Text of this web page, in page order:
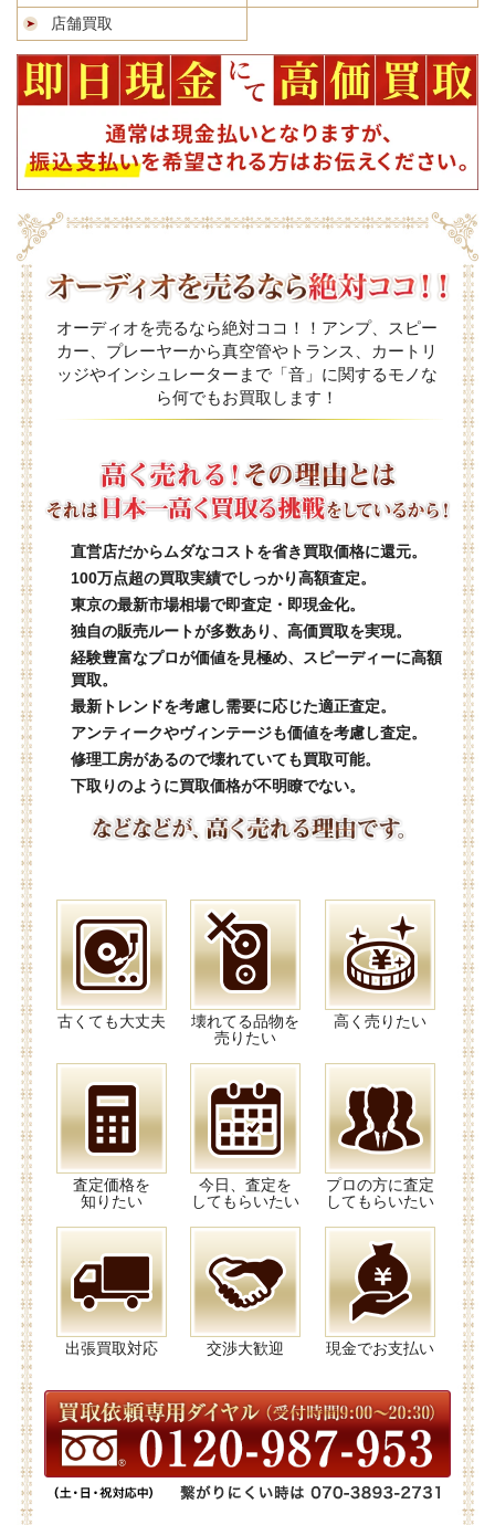
店舗買取
オーディオを売るなら絶対ココ！！アンプ、スピー
カー、プレーヤーから真空管やトランス、カートリ
ッジやインシュレーターまで「音」に関するモノな
ら何でもお買取します！
直営店だからムダなコストを省き買取価格に還元。
100万点超の買取実績でしっかり高額査定。
東京の最新市場相場で即査定・即現金化。
独自の販売ルートが多数あり、高価買取を実現。
経験豊富なプロが価値を見極め、スピーディーに高額
買取。
最新トレンドを考慮し需要に応じた適正査定。
アンティークやヴィンテージも価値を考慮し査定。
修理工房があるので壊れていても買取可能。
下取りのように買取価格が不明瞭でない。
古くても大丈夫
壊れてる品物を
売りたい
高く売りたい
査定価格を
知りたい
今日、査定を
してもらいたい
プロの方に査定
してもらいたい
出張買取対応 交渉大歓迎 現金でお支払い